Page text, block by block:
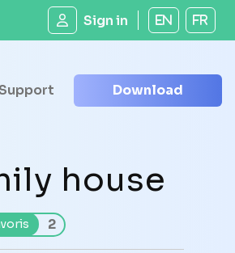
Sign in EN FR
Download
house
2